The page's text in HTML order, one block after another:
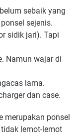
sebaik yang
sejenis.
sidik jari). Tapi
Namun wajar di
lama.
dan case.
merupakan ponsel
lemot-lemot